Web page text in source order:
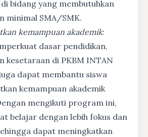
bidang yang membutuhkan
minimal SMA/SMK.
kemampuan akademik:
dasar pendidikan,
kesetaraan di PKBM INTAN
dapat membantu siswa
kemampuan akademik
mengikuti program ini,
belajar dengan lebih fokus dan
dapat meningkatkan